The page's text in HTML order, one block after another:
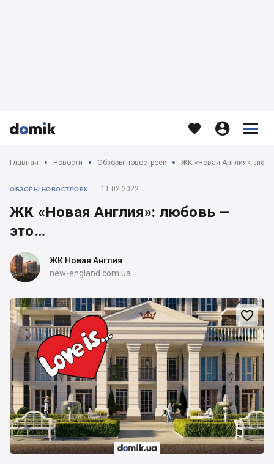


   


Главная Новости Обзоры новостроек ЖК «Новая Англия»:
ОБЗОРЫ НОВОСТРОЕК 11.02.2022
ЖК «Новая Англия»: любовь —
это…
ЖК Новая Англия
new-england.com.ua
